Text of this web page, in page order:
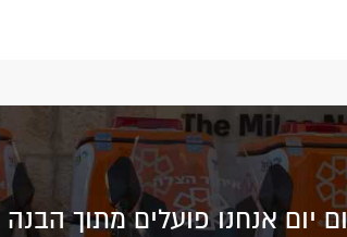
יום אנחנו פועלים מתוך